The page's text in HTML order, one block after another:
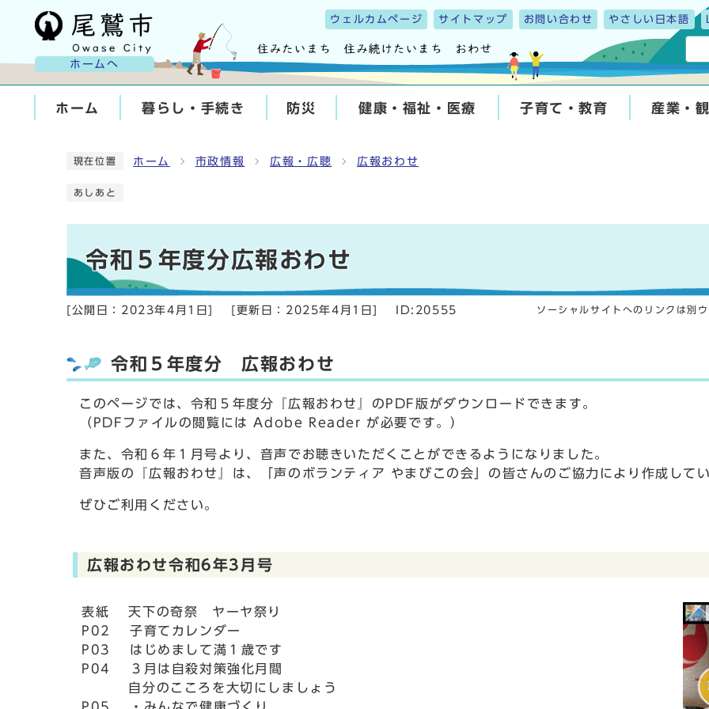
ホームへ
ウェルカムページ サイトマップ お問い合わせ やさしい日本語
ホーム 暮らし・手続き 防災 健康・福祉・医療 子育て・教育 産業・
現在位置 ホーム 市政情報 広報・広聴 広報おわせ
あしあと
令和５年度分広報おわせ
[公開日： 2023年4月1日 [更新日： 2025年4月1日 ID:20555 ソーシャルサイトへのリンクは別
令和５年度分 広報おわせ
このページでは、令和５年度分『広報おわせ』のPDF版がダウンロードできます。
（PDFファイルの閲覧には Adobe Reader が必要です。）
また、令和６年１月号より、音声でお聴きいただくことができるようになりました。
音声版の『広報おわせ』は、「声のボランティア やまびこの会」の皆さんのご協力により作成して
ぜひご利用ください。
広報おわせ令和6年3月号
表紙 天下の奇祭 ヤーヤ祭り
P02 子育てカレンダー
P03 はじめまして満１歳です
P04 ３月は自殺対策強化月間
自分のこころを大切にしましょう